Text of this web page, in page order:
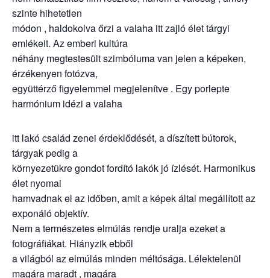
szinte hihetetlen
módon , haldokolva őrzi a valaha itt zajló élet tárgyi
emlékeit. Az emberi kultúra
néhány megtestesült szimbóluma van jelen a képeken,
érzékenyen fotózva,
együttérző figyelemmel megjelenítve . Egy porlepte
harmónium idézi a valaha
itt lakó család zenei érdeklődését, a díszített bútorok,
tárgyak pedig a
környezetükre gondot fordító lakók jó ízlését. Harmonikus
élet nyomai
hamvadnak el az időben, amit a képek által megállított az
exponáló objektív.
Nem a természetes elmúlás rendje uralja ezeket a
fotográfiákat. Hiányzik ebből
a világból az elmúlás minden méltósága. Lélektelenül
magára maradt , magára